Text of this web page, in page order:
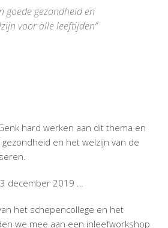
goede gezondheid en
voor alle leeftijden”
hard werken aan dit thema en
en het welzijn van de
december 2019 …
het schepencollege en het
we mee aan een inleefworkshop